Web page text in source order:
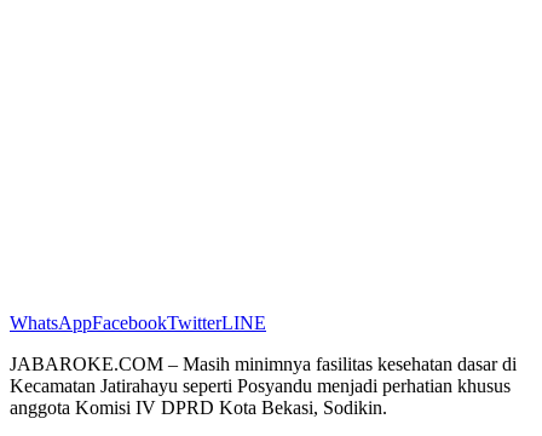
WhatsAppFacebookTwitterLINE
JABAROKE.COM – Masih minimnya fasilitas kesehatan dasar di
Kecamatan Jatirahayu seperti Posyandu menjadi perhatian khusus
anggota Komisi IV DPRD Kota Bekasi, Sodikin.